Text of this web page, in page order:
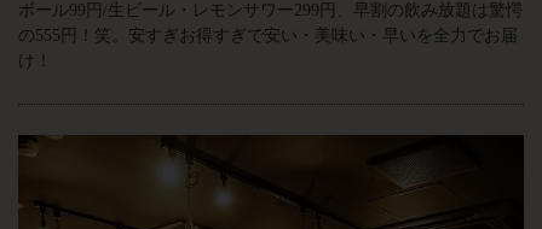
ボール99円/生ビール・レモンサワー299円、早割の飲み放題は驚愕
の555円！笑。安すぎお得すぎで安い・美味い・早いを全力でお届
け！